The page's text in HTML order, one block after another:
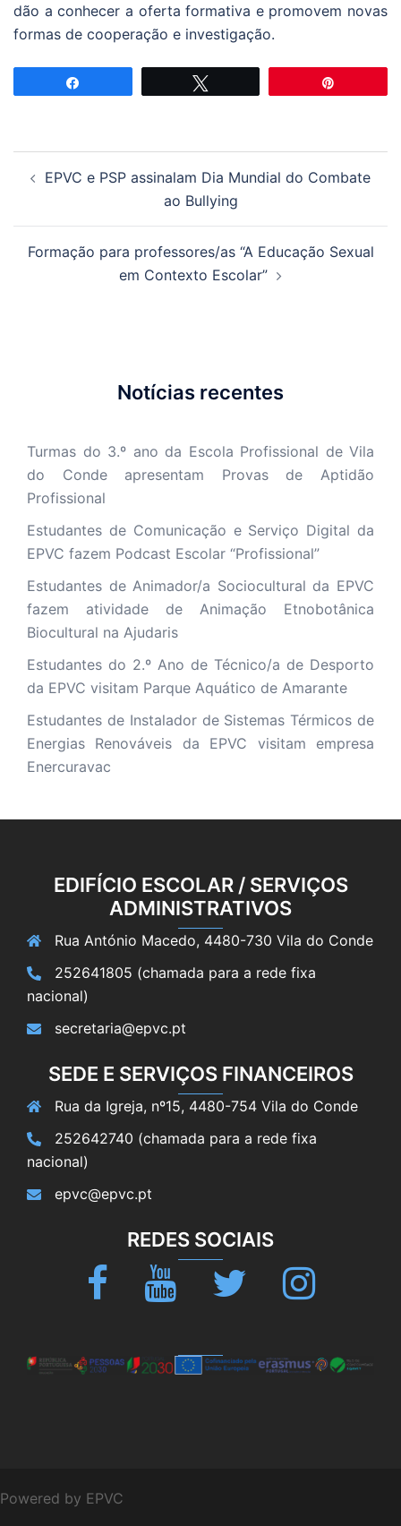
dão a conhecer a oferta formativa e promovem novas
formas de cooperação e investigação.
de EPVC e PSP assinalam Dia Mundial do Combate
ao Bullying
Formação para professores/as “A Educação Sexual
em Contexto Escolar”
Notícias recentes
Turmas do 3.º ano da Escola Profissional de Vila
do Conde apresentam Provas de Aptidão
Profissional
Estudantes de Comunicação e Serviço Digital da
EPVC fazem Podcast Escolar “Profissional”
Estudantes de Animador/a Sociocultural da EPVC
fazem atividade de Animação Etnobotânica
Biocultural na Ajudaris
Estudantes do 2.º Ano de Técnico/a de Desporto
da EPVC visitam Parque Aquático de Amarante
Estudantes de Instalador de Sistemas Térmicos de
Energias Renováveis da EPVC visitam empresa
Enercuravac
EDIFÍCIO ESCOLAR / SERVIÇOS
ADMINISTRATIVOS
Rua António Macedo, 4480-730 Vila do Conde
252641805 (chamada para a rede fixa
nacional)
secretaria@epvc.pt
SEDE E SERVIÇOS FINANCEIROS
Rua da Igreja, nº15, 4480-754 Vila do Conde
252642740 (chamada para a rede fixa
nacional)
epvc@epvc.pt
REDES SOCIAIS
Facebook Youtube Twitter Instagram
Powered by EPVC